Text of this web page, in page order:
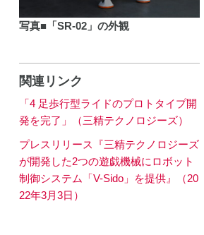
写真■「SR-02」の外観
関連リンク
「4 足歩行型ライドのプロトタイプ開
発を完了」（三精テクノロジーズ）
プレスリリース『三精テクノロジーズ
が開発した2つの遊戯機械にロボット
制御システム「V-Sido」を提供』（20
22年3月3日）